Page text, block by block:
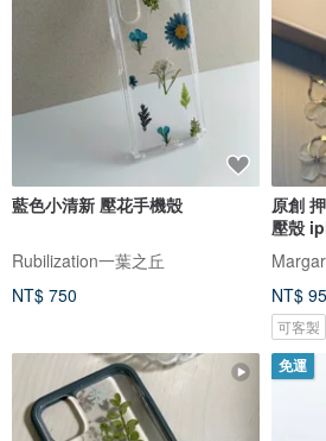
藍色小清新 壓花手機殼
Rubilization一葉之丘
NT$ 750
原創 押
壓殼
NT$
可客製
免運